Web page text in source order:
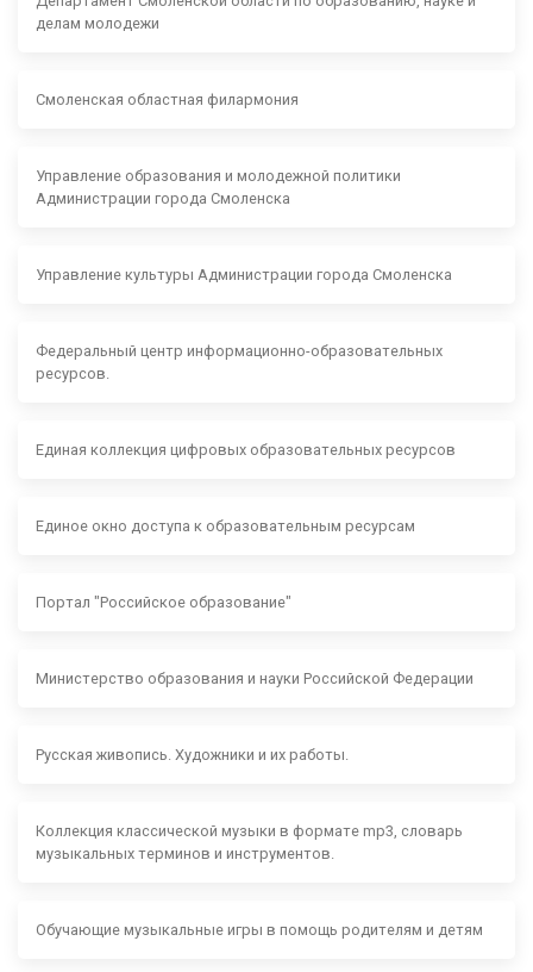
делам молодежи
Смоленская областная филармония
Управление образования и молодежной политики
Администрации города Смоленска
Управление культуры Администрации города Смоленска
Федеральный центр информационно-образовательных
ресурсов.
Единая коллекция цифровых образовательных ресурсов
Единое окно доступа к образовательным ресурсам
Портал "Российское образование"
Министерство образования и науки Российской Федерации
Русская живопись. Художники и их работы.
Коллекция классической музыки в формате mp3, словарь
музыкальных терминов и инструментов.
Обучающие музыкальные игры в помощь родителям и детям